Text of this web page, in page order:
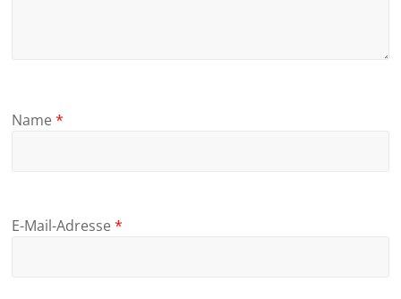
Name*
E-Mail-Adresse*